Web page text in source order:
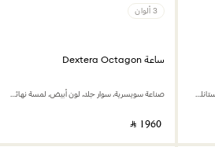
صناعة سويسرية، سوار معدني، لون فضي، ستانلس ستيل
3 ألوان
ساعة Dextera Octagon
صناعة سويسرية، سوار جلد، لون أبيض، لمسة نهائية بلون ذهبي وردي
‎ ⃁ ⁦1960⁩ ‎